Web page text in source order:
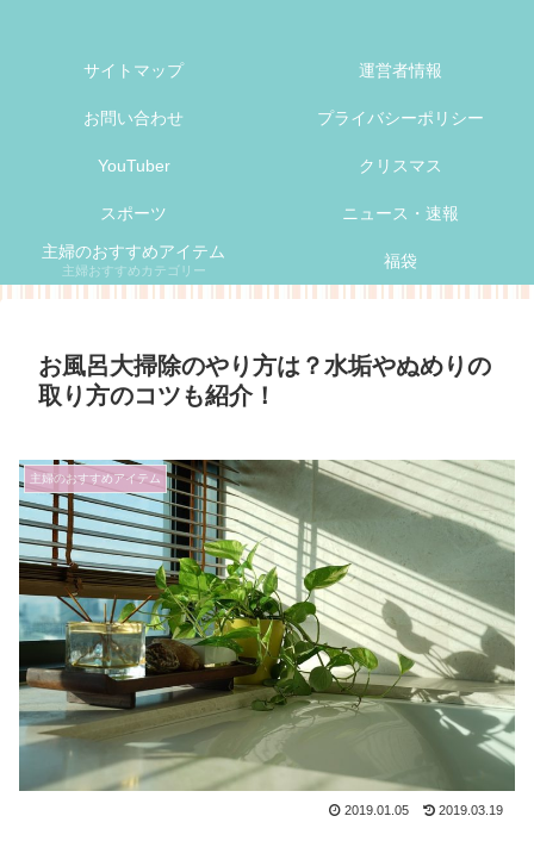
サイトマップ 運営者情報
お問い合わせ プライバシーポリシー
YouTuber クリスマス
スポーツ
ニュース・速報
主婦のおすすめアイテム
主婦おすすめカテゴリー 福袋
お風呂大掃除のやり方は？水垢やぬめりの
取り方のコツも紹介！
主婦のおすすめアイテム
2019.01.05 2019.03.19